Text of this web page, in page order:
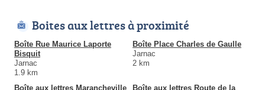
Boites aux lettres à proximité
Boîte Rue Maurice Laporte
Bisquit
Jarnac
1.9 km
Boîte Place Charles de Gaulle
Jarnac
2 km
Boîte aux lettres Marancheville
Boîte aux lettres Route de la